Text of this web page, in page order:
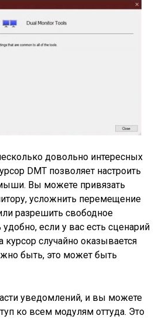
довольно интересных
DMT позволяет настроить
Вы можете привязать
усложнить перемещение
разрешить свободное
если у вас есть сценарий
курсор случайно оказывается
быть, это может быть
уведомлений, и вы можете
ко всем модулям оттуда. Это